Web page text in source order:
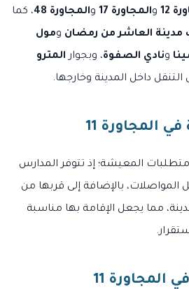
12 والمجاورة 17 والمجاورة 48
، كما
مدينة العاشر من رمضان ومول
ونادي الصفوة، وبجوار المترو
داخل المدينة وخارجها.
المجاورة 11
11 بتكامل متطلبات المعيشة؛ إذ تتوفر المدارس
المواصلات، بالإضافة إلى قربها من
مما يجعل الإقامة بها مناسبة
11